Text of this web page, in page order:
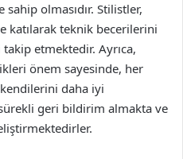
olmasıdır. Stilistler,
katılarak teknik becerilerini
etmektedir. Ayrıca,
önem sayesinde, her
daha iyi
geri bildirim almakta ve